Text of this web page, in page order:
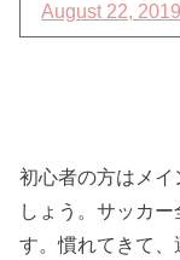
August 22, 2019
初心者の方はメ
しょう。サッカ
す。慣れてきて